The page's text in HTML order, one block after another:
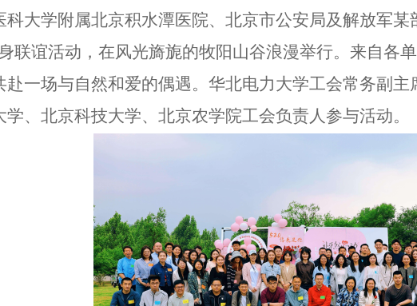
科大学附属北京积水潭医院、北京市公安局及解放军某
联谊活动，在风光旖旎的牧阳山谷浪漫举行。来自各
赴一场与自然和爱的偶遇。华北电力大学工会常务副
学、北京科技大学、北京农学院工会负责人参与活动。